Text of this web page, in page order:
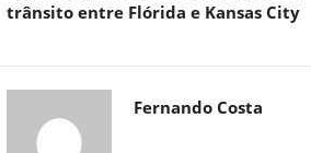
trânsito entre Flórida e Kansas City
Fernando Costa